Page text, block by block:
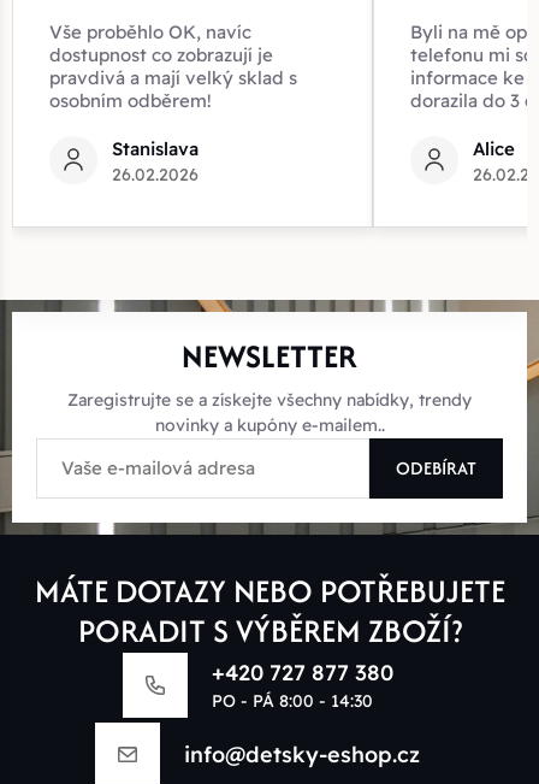
Vše proběhlo OK, navíc
dostupnost co zobrazují je
pravdivá a mají velký sklad s
osobním odběrem!
Stanislava
26.02.2026
Byli na mě
telefonu mi
informace ke
dorazila do 3
Alice
NEWSLETTER
Zaregistrujte se a získejte všechny nabídky, trendy
novinky a kupóny e-mailem..
ODEBÍRAT
MÁTE DOTAZY NEBO POTŘEBUJETE
PORADIT S VÝBĚREM ZBOŽÍ?
+420 727 877 380
PO - PÁ 8:00 - 14:30
info@detsky-eshop.cz